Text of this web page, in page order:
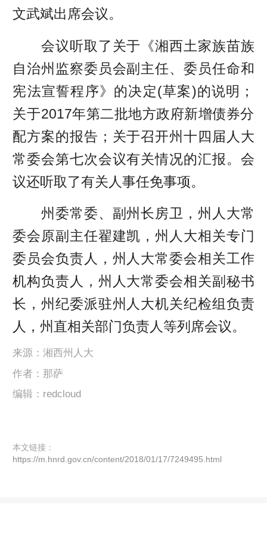
文武斌出席会议。
会议听取了关于《湘西土家族苗族
自治州监察委员会副主任、委员任命和
宪法宣誓程序》的决定(草案)的说明；
关于2017年第二批地方政府新增债券分
配方案的报告；关于召开州十四届人大
常委会第七次会议有关情况的汇报。会
议还听取了有关人事任免事项。
州委常委、副州长房卫，州人大常
委会原副主任翟建凯，州人大相关专门
委员会负责人，州人大常委会相关工作
机构负责人，州人大常委会相关副秘书
长，州纪委派驻州人大机关纪检组负责
人，州直相关部门负责人等列席会议。
来源：湘西州人大
作者：那萨
编辑：redcloud
本文链接：
https://m.hnrd.gov.cn/content/2018/01/17/7249495.html